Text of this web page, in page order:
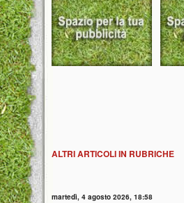
ALTRI ARTICOLI IN RUBRICHE
martedì, 4 agosto 2026, 18:58